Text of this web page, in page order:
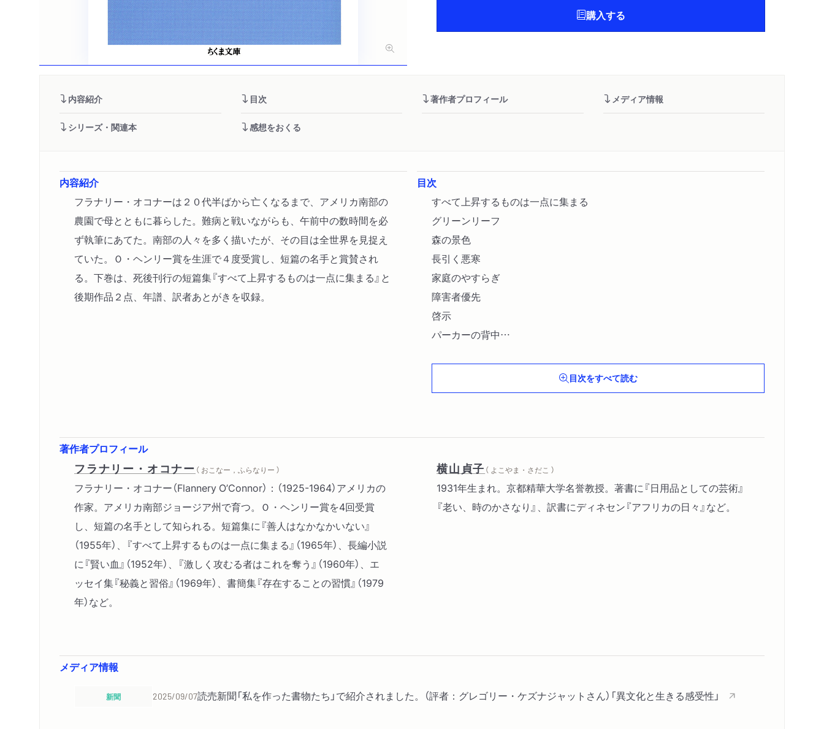
購入する
内容紹介 目次 著作者プロフィール メディア情報
シリーズ・関連本 感想をおくる
内容紹介
フラナリー・オコナーは２０代半ばから亡くなるまで、アメリカ南部の
農園で母とともに暮らした。難病と戦いながらも、午前中の数時間を必
ず執筆にあてた。南部の人々を多く描いたが、その目は全世界を見捉え
ていた。Ｏ・ヘンリー賞を生涯で４度受賞し、短篇の名手と賞賛され
る。下巻は、死後刊行の短篇集『すべて上昇するものは一点に集まる』と
後期作品２点、年譜、訳者あとがきを収録。
目次
すべて上昇するものは一点に集まる
グリーンリーフ
森の景色
長引く悪寒
家庭のやすらぎ
障害者優先
啓示
パーカーの背中
なにゆえ国々は騒ぎ立つ
目次をすべて読む
著作者プロフィール
フラナリー・オコナー （ おこなー，ふらなりー ）
フラナリー・オコナー（Flannery O’Connor）：（1925-1964）アメリカの
作家。アメリカ南部ジョージア州で育つ。Ｏ・ヘンリー賞を4回受賞
し、短篇の名手として知られる。短篇集に『善人はなかなかいない』
（1955年）、『すべて上昇するものは一点に集まる』（1965年）、長編小説
に『賢い血』（1952年）、『激しく攻むる者はこれを奪う』（1960年）、エ
ッセイ集『秘義と習俗』（1969年）、書簡集『存在することの習慣』（1979
年）など。
横山貞子 （ よこやま・さだこ ）
1931年生まれ。京都精華大学名誉教授。著書に『日用品としての芸術』
『老い、時のかさなり』、訳書にディネセン『アフリカの日々』など。
メディア情報
新聞 2025/09/07読売新聞「私を作った書物たち」で紹介されました。（評者：グレゴリー・ケズナジャットさん）「異文化と生きる感受性」